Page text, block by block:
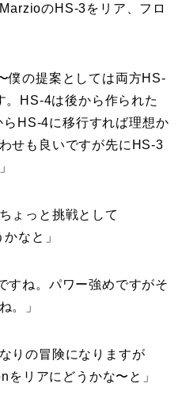
のHS-3をリア、フロ
僕の提案としては両方HS-
。HS-4は後から作られた
HS-4に移行すれば理想か
せも良いですが先にHS-3
ょっと挑戦として
なと」
すね。パワー強めですがそ
。」
りの冒険になりますが
リアにどうかな〜と」